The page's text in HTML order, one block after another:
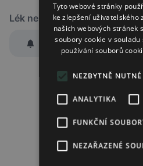
Lék není dostupný v žádné
Hlídat dostupnost
Praha
Palexia
Chci dostávatslevové nabídky
Tyto webové stránky
ke zlepšení uživatelského
našich webových stránek
soubory cookie v
používání souborů
NEZBYTNĚ
ANALYTIKA
FUNKČNÍ
NEZAŘAZENÉ